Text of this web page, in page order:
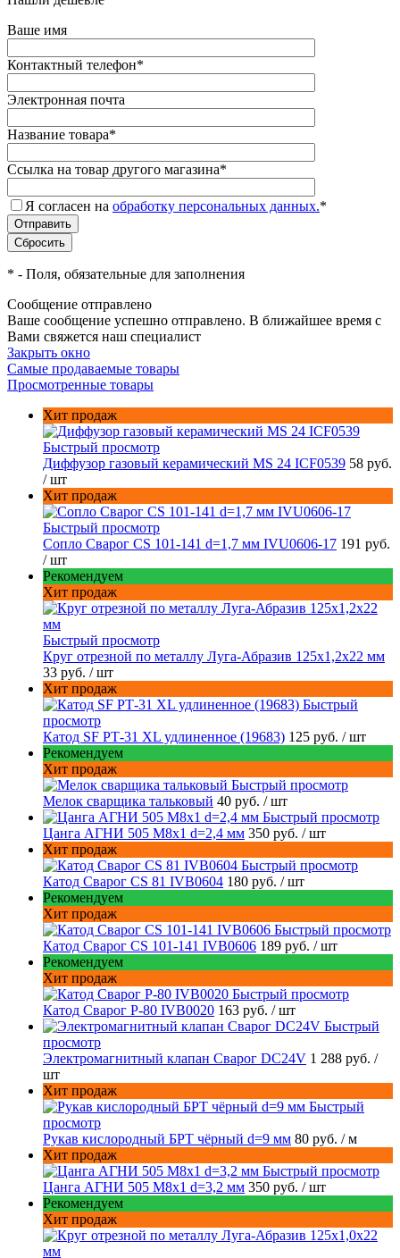
Ваше имя
Контактный телефон*
Электронная почта
Название товара*
Ссылка на товар другого магазина*
Я согласен на обработку персональных данных.*
* - Поля, обязательные для заполнения
Сообщение отправлено
Ваше сообщение успешно отправлено. В ближайшее время с
Вами свяжется наш специалист
Закрыть окно
Самые продаваемые товары
Просмотренные товары
Хит продаж
Быстрый просмотр
Диффузор газовый керамический MS 24 ICF0539 58 руб.
/ шт
Хит продаж
Быстрый просмотр
Сопло Сварог CS 101-141 d=1,7 мм IVU0606-17 191 руб.
/ шт
Рекомендуем
Хит продаж
Быстрый просмотр
Круг отрезной по металлу Луга-Абразив 125x1,2x22 мм
33 руб. / шт
Хит продаж
Быстрый
просмотр
Катод SF РТ-31 XL удлиненное (19683) 125 руб. / шт
Рекомендуем
Хит продаж
Быстрый просмотр
Мелок сварщика тальковый 40 руб. / шт
Быстрый просмотр
Цанга АГНИ 505 М8х1 d=2,4 мм 350 руб. / шт
Хит продаж
Быстрый просмотр
Катод Сварог CS 81 IVB0604 180 руб. / шт
Рекомендуем
Хит продаж
Быстрый просмотр
Катод Сварог CS 101-141 IVB0606 189 руб. / шт
Рекомендуем
Хит продаж
Быстрый просмотр
Катод Сварог P-80 IVB0020 163 руб. / шт
Быстрый
просмотр
Электромагнитный клапан Сварог DC24V 1 288 руб. /
шт
Хит продаж
Быстрый
просмотр
Рукав кислородный БРТ чёрный d=9 мм 80 руб. / м
Хит продаж
Быстрый просмотр
Цанга АГНИ 505 М8х1 d=3,2 мм 350 руб. / шт
Рекомендуем
Хит продаж